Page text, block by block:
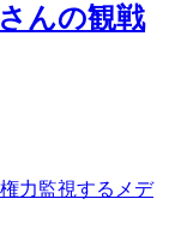
んの観戦
力監視するメデ